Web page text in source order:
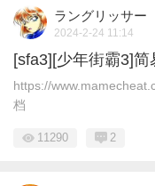
ラングリッサー
2024-2-24 11:14
[sfa3][少年街霸3]
https://
档
11290 2